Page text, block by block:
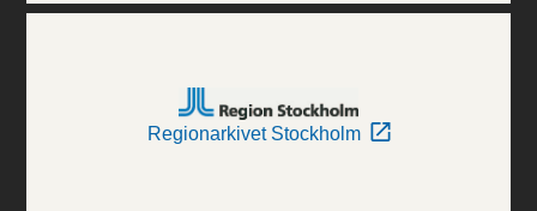
Regionarkivet Stockholm